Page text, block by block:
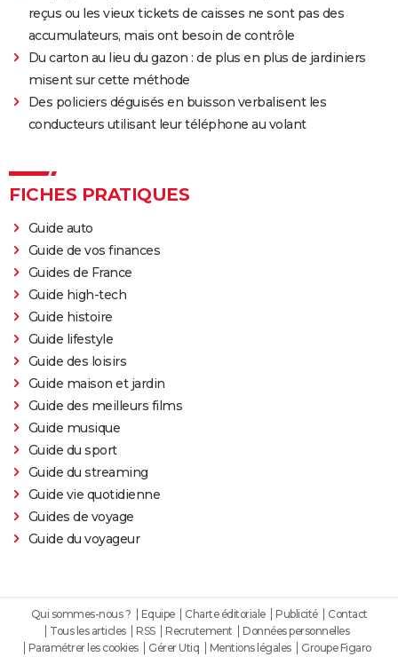
reçus ou les vieux tickets de caisses ne sont pas des
accumulateurs, mais ont besoin de contrôle
Du carton au lieu du gazon : de plus en plus de jardiniers
misent sur cette méthode
Des policiers déguisés en buisson verbalisent les
conducteurs utilisant leur téléphone au volant
FICHES PRATIQUES
Guide auto
Guide de vos finances
Guides de France
Guide high-tech
Guide histoire
Guide lifestyle
Guide des loisirs
Guide maison et jardin
Guide des meilleurs films
Guide musique
Guide du sport
Guide du streaming
Guide vie quotidienne
Guides de voyage
Guide du voyageur
Qui sommes-nous ? Equipe Charte éditoriale Publicité
Contact
Tous les articles
RSS Recrutement
Données personnelles
Paramétrer les cookies
Gérer Utiq Mentions légales Groupe Figaro